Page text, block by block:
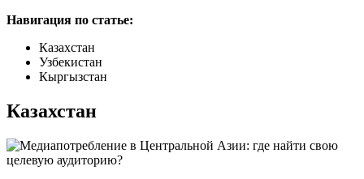
Навигация по статье:
Казахстан
Узбекистан
Кыргызстан
Казахстан